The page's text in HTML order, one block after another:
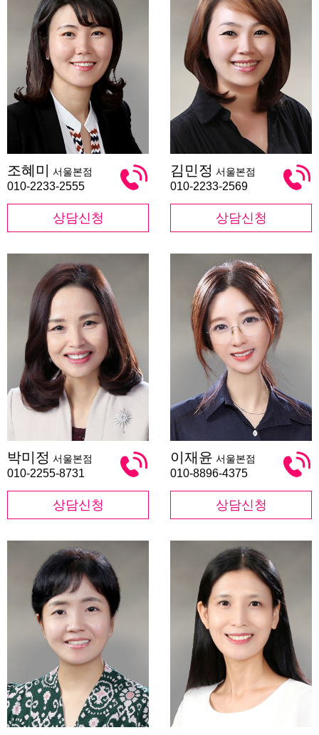
혜
미
조혜미 서울본점
010-2233-2555
상담신청
민
정
김민정 서울본점
010-2233-2569
상담신청
미
정
박미정 서울본점
010-2255-8731
상담신청
재
윤
이재윤 서울본점
010-8896-4375
상담신청